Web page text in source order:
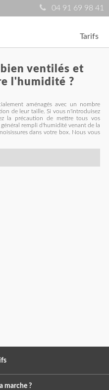
04 91 69 98 41
Tarifs
ventilés et
l'humidité ?
aménagés avec un nombre
de leur taille. Si vous n'introduisez
la précaution de mettre tous vos
rempli d'humidité venant de la
dans votre box. Nous vous
marche ?